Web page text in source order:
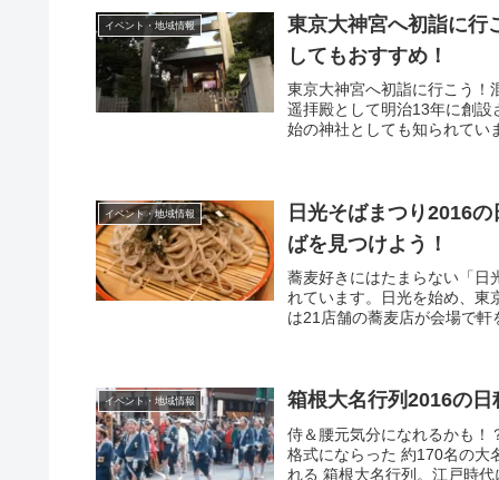
イベント・地域情報
東京大神宮へ初詣に行
してもおすすめ！
東京大神宮へ初詣に行こう！
遥拝殿として明治13年に創
始の神社としても知られてい
イベント・地域情報
日光そばまつり2016
ばを見つけよう！
蕎麦好きにはたまらない「日
れています。日光を始め、東
は21店舗の蕎麦店が会場で
イベント・地域情報 箱根大名行列2016の
侍＆腰元気分になれるかも！
格式にならった 約170名の大
れる 箱根大名行列。江戸時